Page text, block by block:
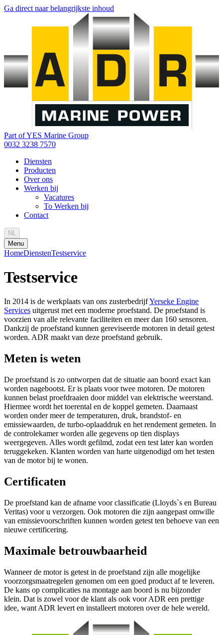
Ga direct naar belangrijkste inhoud
Part of YES Marine Group
0032 3238 7570
Diensten
Producten
Over ons
Werken bij
Vacatures
To Werken bij
Contact
NL
Menu
HomeDienstenTestservice
Testservice
In 2014 is de werkplaats van ons zusterbedrijfYerseke Engine
Services uitgerust met een moderne proefstand. De proefstand is
voorzien van alle relevante faciliteiten en meer dan 160 sensoren.
Dankzij de proefstand kunnen gereviseerde motoren in detail getest
worden. ADR maakt van deze proefstand gebruik.
Meten is weten
De proefstand is zo ontworpen dat de situatie aan boord exact kan
worden nagebootst. Er is plaats voor twee motoren. De motoren
kunnen belast proefdraaien door middel van elektrische weerstand.
Hiermee wordt het toerental en de koppel gemeten. Daarnaast
worden onder meer de temperaturen, druk, brandstof- en
emissiewaarden, de turbo-oplaaddruk en het rendement gemeten. In
de controlekamer worden alle gegevens op tien displays
weergegeven. Alles wordt gefilmd, zodat een test later kan worden
teruggekeken. Klanten worden van harte uitgenodigd om het testen
van de motor bij te wonen.
Certificaten
De proefstand kan de afname voor classificatie (Lloyds`s en Bureau
Veritas) voor u verzorgen. Ook motoren die zijn aangepast omwille
van emissievoorschriften kunnen worden getest ten behoeve van een
nieuwe certificering.
Maximale betrouwbaarheid
Wanneer de motor is getest in de proefstand zijn alle mogelijke
voorzorgsmaatregelen genomen om een goed product af te leveren.
De kans op complicaties na montage aan boord is nu bijzonder
klein. Dat is zowel voor de klant als ook voor ADR een prettige
idee, want ADR levert en installeert motoren over de hele wereld.